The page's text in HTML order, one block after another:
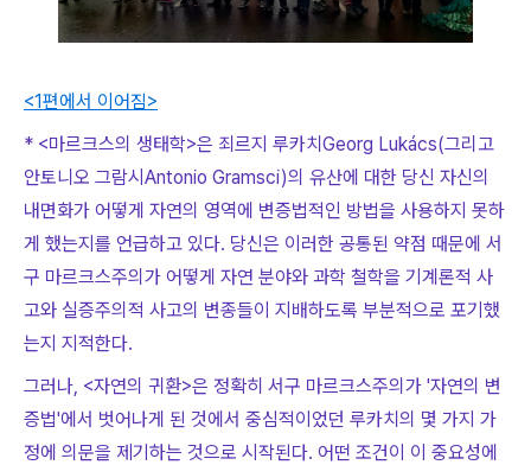
<1편에서 이어짐>
* <마르크스의 생태학>은 죄르지 루카치Georg Lukács(그리고
안토니오 그람시Antonio Gramsci)의 유산에 대한 당신 자신의
내면화가 어떻게 자연의 영역에 변증법적인 방법을 사용하지 못하
게 했는지를 언급하고 있다. 당신은 이러한 공통된 약점 때문에 서
구 마르크스주의가 어떻게 자연 분야와 과학 철학을 기계론적 사
고와 실증주의적 사고의 변종들이 지배하도록 부분적으로 포기했
는지 지적한다.
그러나, <자연의 귀환>은 정확히 서구 마르크스주의가 '자연의 변
증법'에서 벗어나게 된 것에서 중심적이었던 루카치의 몇 가지 가
정에 의문을 제기하는 것으로 시작된다. 어떤 조건이 이 중요성에